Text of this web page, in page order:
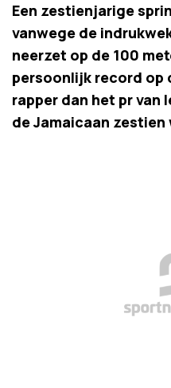
Een zestienjarige
vanwege de
neerzet op de 100
persoonlijk record op
rapper dan het pr van
de Jamaicaan zestien